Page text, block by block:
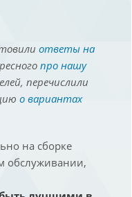
ответы на
про нашу
перечислили
о вариантах
на сборке
обслуживании,